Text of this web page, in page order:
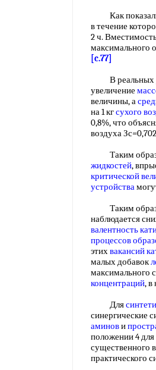
Как показали
в течение
2 ч.
максимального
[c.77]
В реальных
увеличение
величины, а
на 1 кгсухого
0,8%, что
воздуха
Таким
жидкостей,
критической
устройства
Таким
наблюдается
валентность
процессов
этихвакансий
малых добавок
максимального
концентраций, в
Для
синергические
аминови
положении 4
существенного
практического